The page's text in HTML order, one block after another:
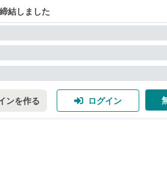
結しました
ンを作る ログイン